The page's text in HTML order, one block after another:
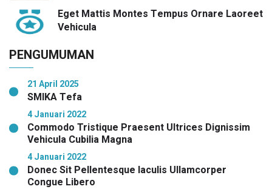
Eget Mattis Montes Tempus Ornare Laoreet
Vehicula
PENGUMUMAN
21 April 2025
SMIKA Tefa
4 Januari 2022
Commodo Tristique Praesent Ultrices Dignissim
Vehicula Cubilia Magna
4 Januari 2022
Donec Sit Pellentesque Iaculis Ullamcorper
Congue Libero